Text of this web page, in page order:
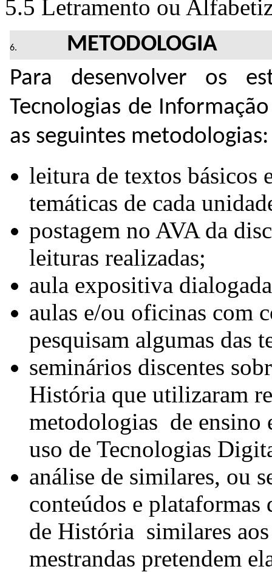
5.5 Letramento ou
METODOLOGIA
Para desenvolver os
Tecnologias de
as seguintes metodologias:
leitura de textos básicos
temáticas de cada
postagem no AVA da
leituras realizadas;
aula expositiva
aulas e/ou oficinas com
pesquisam algumas das
seminários discentes
História que utilizaram
metodologias de ensino
uso de Tecnologias
análise de similares, ou
conteúdos e plataformas
de História similares
mestrandas pretendem